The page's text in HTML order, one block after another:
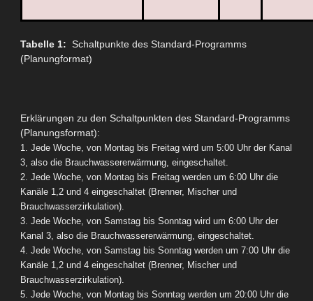
Tabelle 1: Schaltpunkte des Standard-Programms
(Planungformat)
Erklärungen zu den Schaltpunkten des Standard-Programms
(Planungsformat):
1. Jede Woche, von Montag bis Freitag wird um 5:00 Uhr der Kanal
3, also die Brauchwassererwärmung, eingeschaltet.
2. Jede Woche, von Montag bis Freitag werden um 6:00 Uhr die
Kanäle 1,2 und 4 eingeschaltet (Brenner, Mischer und
Brauchwasserzirkulation).
3. Jede Woche, von Samstag bis Sonntag wird um 6:00 Uhr der
Kanal 3, also die Brauchwassererwärmung, eingeschaltet.
4. Jede Woche, von Samstag bis Sonntag werden um 7:00 Uhr die
Kanäle 1,2 und 4 eingeschaltet (Brenner, Mischer und
Brauchwasserzirkulation).
5. Jede Woche, von Montag bis Sonntag werden um 20:00 Uhr die